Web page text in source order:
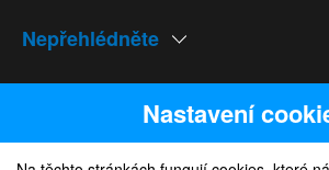
Nepřehlédněte
Naše weby
Nastavení